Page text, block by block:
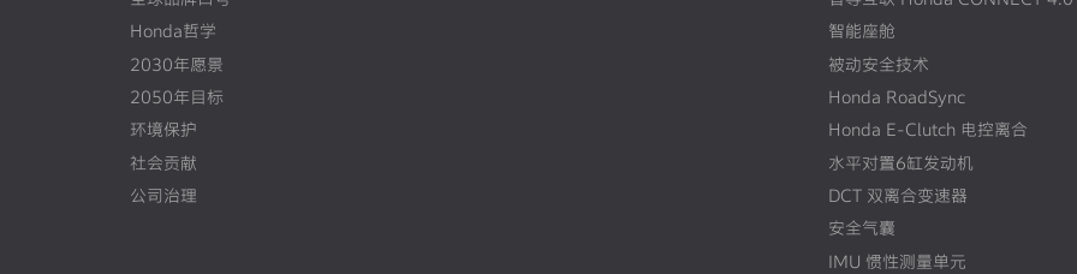
Honda哲学
2030年愿景
2050年目标
环境保护
社会贡献
公司治理
智能座舱
被动安全技术
Honda RoadSync
Honda E-Clutch 电控离合
水平对置6缸发动机
DCT 双离合变速器
安全气囊
IMU 惯性测量单元